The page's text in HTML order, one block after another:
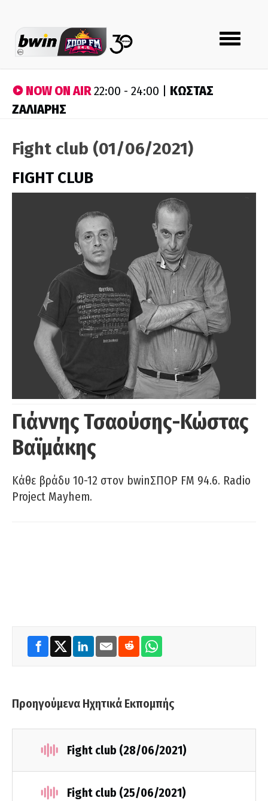
Toggle
navigation
NOW ON AIR22:00 - 24:00 | ΚΩΣΤΑΣ
ΖΑΛΙΑΡΗΣ
Fight club (01/06/2021)
FIGHT CLUB
Γιάννης Τσαούσης-Κώστας
Βαϊμάκης
Κάθε βράδυ 10-12 στον bwinΣΠΟΡ FM 94.6. Radio
Project Mayhem.
Προηγούμενα Ηχητικά Εκπομπής
Fight club (28/06/2021)
Fight club (25/06/2021)